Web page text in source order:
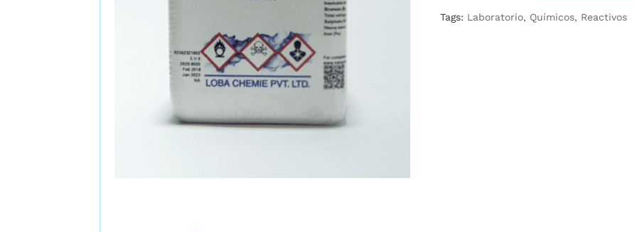
Tags: Laboratorio, Químicos, Reactivos